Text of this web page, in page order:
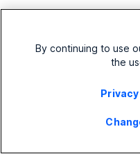
odstránili priradenú
reštartovať svoju
By continuing to use
the